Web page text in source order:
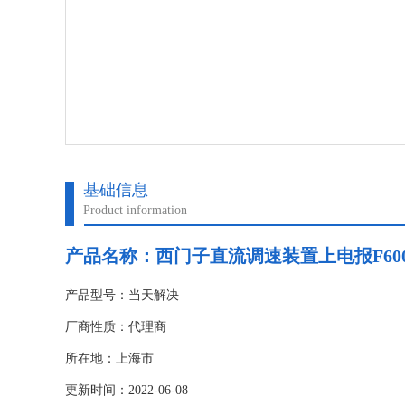
基础信息
Product information
产品名称： 西门子直流调速装置上电报
产品型号：当天解决
厂商性质：代理商
所在地：上海市
更新时间：2022-06-08